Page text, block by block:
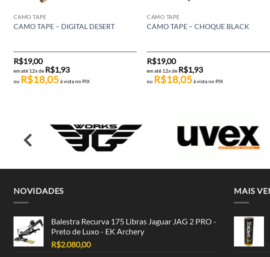
CAMO TAPE
CAMO TAPE – DIGITAL DESERT
R$19,00
em até 12x de R$1,93
ou R$18,05 à vista no PIX
CAMO TAPE
CAMO TAPE – CHOQUE BLACK
R$19,00
em até 12x de R$1,93
ou R$18,05 à vista no PIX
NOVIDADES
Balestra Recurva 175 Libras Jaguar JAG 2 PRO -
Preto de Luxo - EK Archery
R$2.080,00
MAIS